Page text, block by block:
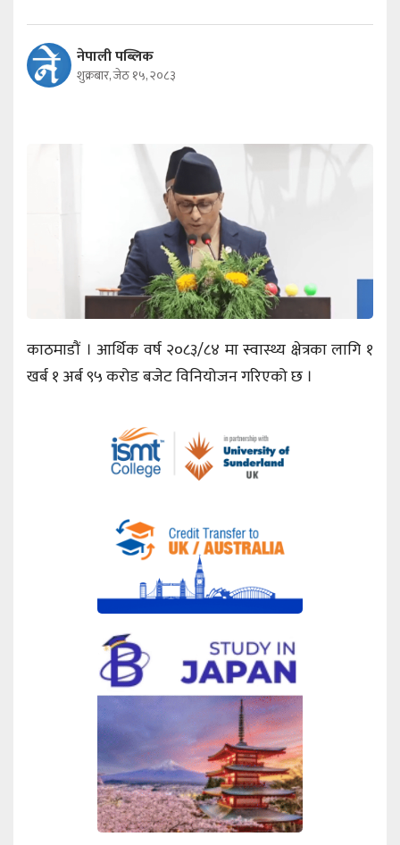
नेपाली पब्लिक
शुक्रबार, जेठ १५, २०८३
काठमाडौं । आर्थिक वर्ष २०८३/८४ मा स्वास्थ्य क्षेत्रका लागि १
खर्ब १ अर्ब ९५ करोड बजेट विनियोजन गरिएको छ ।